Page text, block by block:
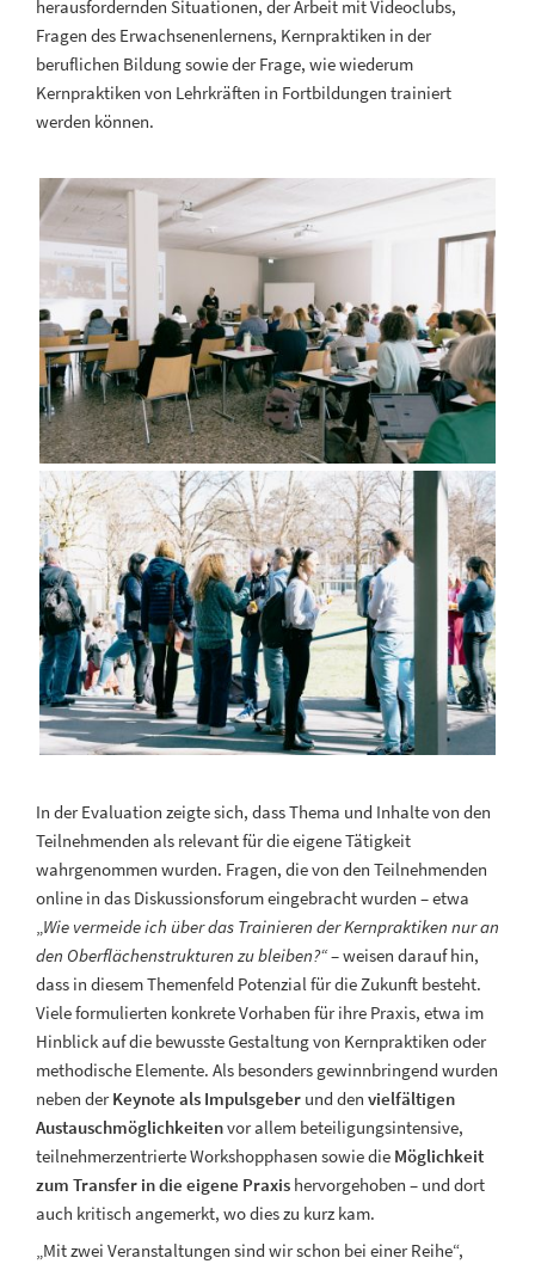
herausfordernden Situationen, der Arbeit mit Videoclubs,
Fragen des Erwachsenenlernens, Kernpraktiken in der
beruflichen Bildung sowie der Frage, wie wiederum
Kernpraktiken von Lehrkräften in Fortbildungen trainiert
werden können.
In der Evaluation zeigte sich, dass Thema und Inhalte von den
Teilnehmenden als relevant für die eigene Tätigkeit
wahrgenommen wurden. Fragen, die von den Teilnehmenden
online in das Diskussionsforum eingebracht wurden – etwa
„Wie vermeide ich über das Trainieren der Kernpraktiken nur an
den Oberflächenstrukturen zu bleiben?“– weisen darauf hin,
dass in diesem Themenfeld Potenzial für die Zukunft besteht.
Viele formulierten konkrete Vorhaben für ihre Praxis, etwa im
Hinblick auf die bewusste Gestaltung von Kernpraktiken oder
methodische Elemente. Als besonders gewinnbringend wurden
neben derKeynote als Impulsgeber und den vielfältigen
Austauschmöglichkeitenvor allem beteiligungsintensive,
teilnehmerzentrierte Workshopphasen sowie die Möglichkeit
zum Transfer in die eigene Praxis hervorgehoben – und dort
auch kritisch angemerkt, wo dies zu kurz kam.
„Mit zwei Veranstaltungen sind wir schon bei einer Reihe“,